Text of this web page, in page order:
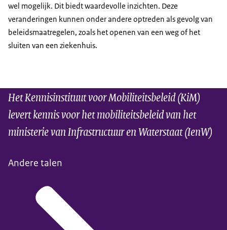
wel mogelijk. Dit biedt waardevolle inzichten. Deze
veranderingen kunnen onder andere optreden als gevolg van
beleidsmaatregelen, zoals het openen van een weg of het
sluiten van een ziekenhuis.
Het Kennisinstituut voor Mobiliteitsbeleid (KiM)
levert kennis voor het mobiliteitsbeleid van het
ministerie van Infrastructuur en Waterstaat (IenW)
Andere talen